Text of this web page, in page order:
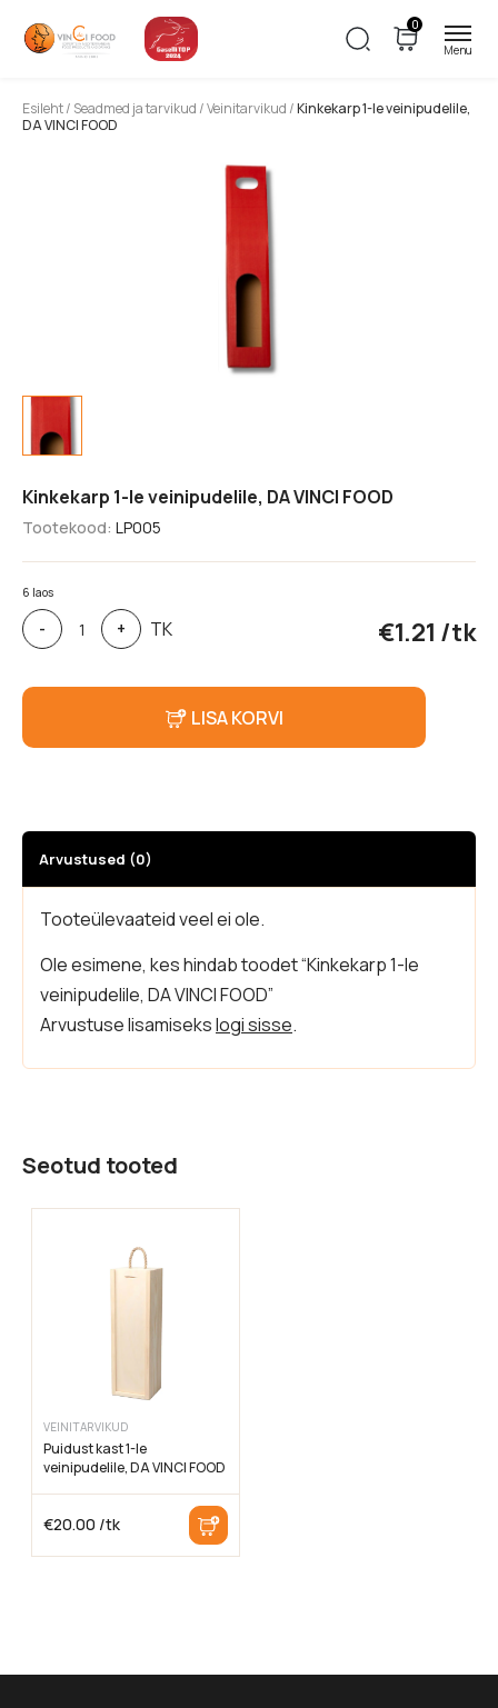
0
Esileht/ Seadmed ja tarvikud /Veinitarvikud /Kinkekarp 1-le veinipudelile,
DA VINCI FOOD
Kinkekarp 1-le veinipudelile, DA VINCI FOOD
Tootekood: LP005
6 laos
-
Kinkekarp
veinipudelile,
FOOD
+ TK €1.21 /tk
LISA KORVI
Arvustused (0)
Tooteülevaateid veel ei ole.
Ole esimene, kes hindab toodet “Kinkekarp 1-le
veinipudelile, DA VINCI FOOD”
Arvustuse lisamisekslogi sisse.
Seotud tooted
VEINITARVIKUD
Puidust kast 1-le
veinipudelile, DA VINCI FOOD
€20.00 /tk